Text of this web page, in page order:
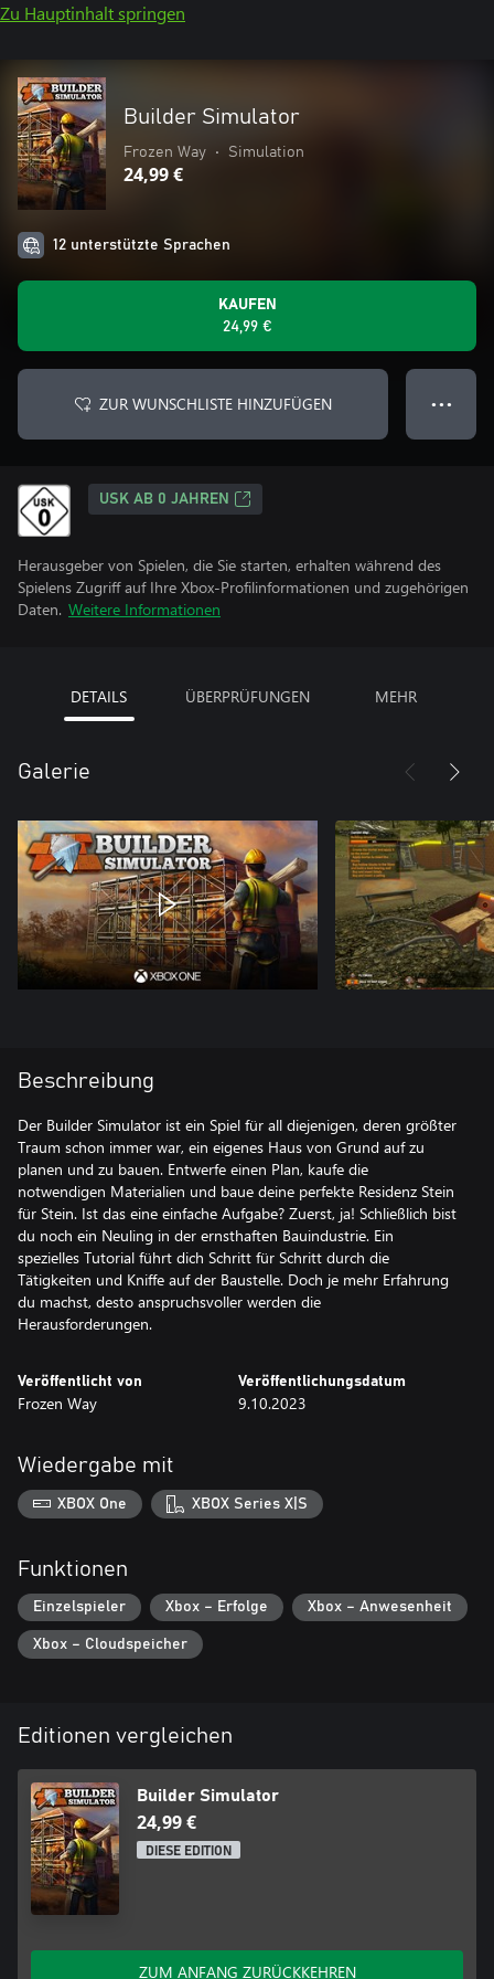
Zu Hauptinhalt springen
Builder Simulator
Frozen Way • Simulation
24,99 €
12 unterstützte Sprachen
KAUFEN
24,99 €
ZUR WUNSCHLISTE HINZUFÜGEN ● ● ●
USK AB 0 JAHREN
Herausgeber von Spielen, die Sie starten, erhalten während des
Spielens Zugriff auf Ihre Xbox-Profilinformationen und zugehörigen
Daten. Weitere Informationen
DETAILS ÜBERPRÜFUNGEN MEHR
Galerie
Beschreibung
Der Builder Simulator ist ein Spiel für all diejenigen, deren größter
Traum schon immer war, ein eigenes Haus von Grund auf zu
planen und zu bauen. Entwerfe einen Plan, kaufe die
notwendigen Materialien und baue deine perfekte Residenz Stein
für Stein. Ist das eine einfache Aufgabe? Zuerst, ja! Schließlich bist
du noch ein Neuling in der ernsthaften Bauindustrie. Ein
spezielles Tutorial führt dich Schritt für Schritt durch die
Tätigkeiten und Kniffe auf der Baustelle. Doch je mehr Erfahrung
du machst, desto anspruchsvoller werden die
Herausforderungen.
Veröffentlicht von
Frozen Way
Veröffentlichungsdatum
9.10.2023
Wiedergabe mit
XBOX One XBOX Series X|S
Funktionen
Einzelspieler Xbox – Erfolge Xbox – Anwesenheit
Xbox – Cloudspeicher
Editionen vergleichen
Builder Simulator
24,99 €
DIESE EDITION
ZUM ANFANG ZURÜCKKEHREN